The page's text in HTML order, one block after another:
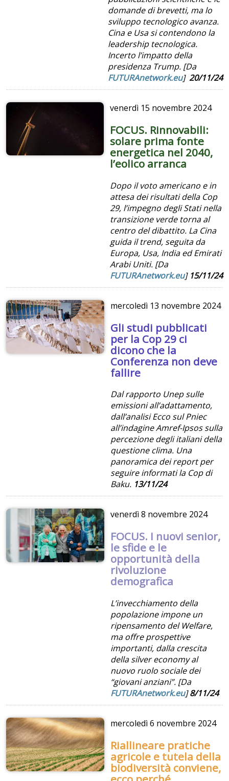
domande di brevetti, ma lo
sviluppo tecnologico avanza.
Cina e Usa si contendono la
leadership tecnologica.
Incerto l’impatto della
presidenza Trump. [Da
FUTURAnetwork.eu] 20/11/24
venerdì 15 novembre 2024
FOCUS. Rinnovabili:
solare prima fonte
energetica nel 2040,
l’eolico arranca
Dopo il voto americano e in
attesa dei risultati della Cop
29, l’impegno degli Stati nella
transizione verde torna al
centro del dibattito. La Cina
guida il trend, seguita da
Europa, Usa, India ed Emirati
Arabi Uniti. [Da
FUTURAnetwork.eu] 15/11/24
mercoledì 13 novembre 2024
Gli studi pubblicati
per la Cop 29 ci
dicono che la
Conferenza non deve
fallire
Dal rapporto Unep sulle
emissioni all’adattamento,
dall’analisi Ecco sul Pniec
all’indagine Amref-Ipsos sulla
percezione degli italiani della
questione clima. Una
panoramica dei report per
seguire informati la Cop di
Baku. 13/11/24
venerdì8 novembre 2024
FOCUS. I nuovi senior,
le sfide e le
opportunità della
rivoluzione
demografica
L’invecchiamento della
popolazione impone un
ripensamento del Welfare,
ma offre prospettive
importanti, dalla crescita
della silver economy al
nuovo ruolo sociale dei
“giovani anziani”. [Da
FUTURAnetwork.eu]8/11/24
mercoledì6 novembre 2024
Riallineare pratiche
agricole e tutela della
biodiversità conviene,